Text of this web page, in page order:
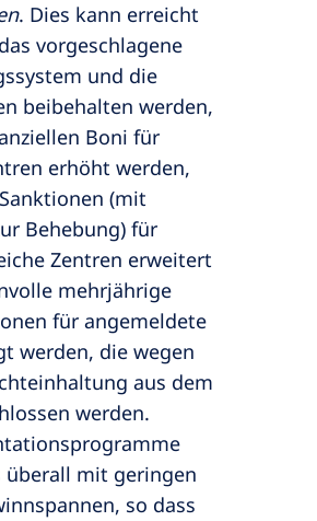
. Dies kann erreicht
vorgeschlagene
und die
beibehalten werden,
Boni für
erhöht werden,
(mit
Behebung) für
Zentren erweitert
mehrjährige
für angemeldete
werden, die wegen
aus dem
werden.
mit geringen
so dass